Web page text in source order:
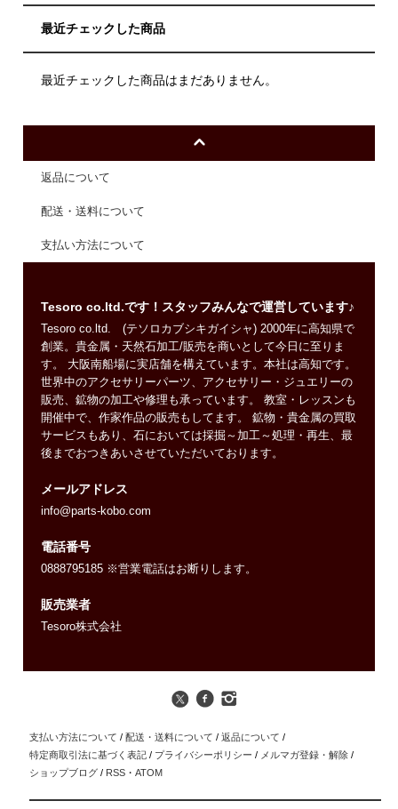
最近チェックした商品
最近チェックした商品はまだありません。
返品について
配送・送料について
支払い方法について
Tesoro co.ltd.です！スタッフみんなで運営しています♪
Tesoro co.ltd. (テソロカブシキガイシャ) 2000年に高知県で
創業。貴金属・天然石加工/販売を商いとして今日に至りま
す。 大阪南船場に実店舗を構えています。本社は高知です。
世界中のアクセサリーパーツ、アクセサリー・ジュエリーの
販売、鉱物の加工や修理も承っています。 教室・レッスンも
開催中で、作家作品の販売もしてます。 鉱物・貴金属の買取
サービスもあり、石においては採掘～加工～処理・再生、最
後までおつきあいさせていただいております。
メールアドレス
info@parts-kobo.com
電話番号
0888795185 ※営業電話はお断りします。
販売業者
Tesoro株式会社
支払い方法について / 配送・送料について / 返品について /
特定商取引法に基づく表記 / プライバシーポリシー / メルマガ登録・解除 /
ショップブログ / RSS ・ATOM